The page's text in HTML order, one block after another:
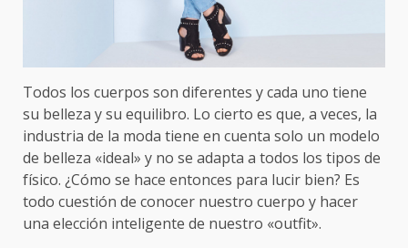
Todos los cuerpos son diferentes y cada uno tiene
su belleza y su equilibro. Lo cierto es que, a veces, la
industria de la moda tiene en cuenta solo un modelo
de belleza «ideal» y no se adapta a todos los tipos de
físico. ¿Cómo se hace entonces para lucir bien? Es
todo cuestión de conocer nuestro cuerpo y hacer
una elección inteligente de nuestro «outfit».